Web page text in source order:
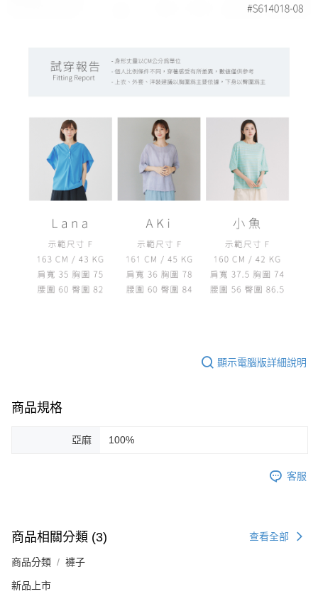
顯示電腦版詳細說明
商品規格
亞麻 100%
客服
商品相關分類 (3) 查看全部
商品分類 褲子
新品上市